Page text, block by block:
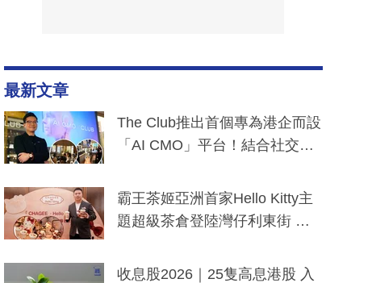
最新文章
The Club推出首個專為港企而設
「AI CMO」平台！結合社交聆
分鐘生成「貼地」宣傳短片
霸王茶姬亞洲首家Hello Kitty主
題超級茶倉登陸灣仔利東街 推
y及香港限定特調系列
收息股2026｜25隻高息港股 入